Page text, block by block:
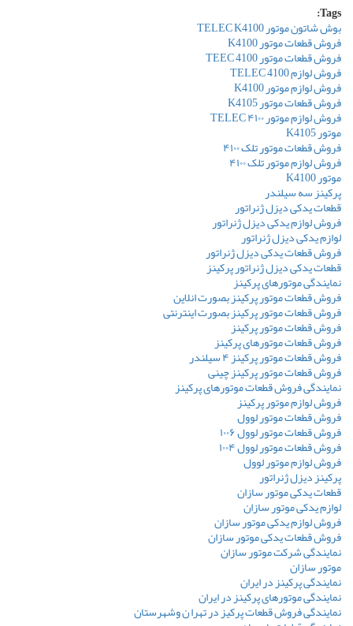
Tags:
بوش شاتون موتور TELEC K4100
فروش قطعات موتور K4100
فروش قطعات موتور TEEC 4100
فروش لوازم TELEC 4100
فروش لوازم موتور K4100
فروش قطعات موتور K4105
فروش لوازم موتور ۴۱۰۰ TELEC
موتور K4105
فروش قطعات موتور تلک ۴۱۰۰
فروش لوازم موتور تلک ۴۱۰۰
موتور K4100
پرکینز سه سیلندر
قطعات یدکی دیزل ژنراتور
فروش لوازم یدکی دیزل ژنراتور
لوازم یدکی دیزل ژنراتور
فروش قطعات یدکی دیزل ژنراتور
قطعات یدکی دیزل ژنراتور پرکینز
نمایندگی موتورهای پرکینز
فروش قطعات موتور پرکینز بصورت انلاین
فروش قطعات موتور پرکینز بصورت اینترنتی
فروش قطعات موتور پرکینز
فروش قطعات موتورهای پرکینز
فروش قطعات موتور پرکینز ۴ سیلندر
فروش قطعات موتور پرکینز چینی
نمایندگی فروش قطعات موتورهای پرکینز
فروش لوازم موتور پرکینز
فروش قطعات موتور لوول
فروش قطعات موتور لوول ۱۰۰۶
فروش قطعات موتور لوول ۱۰۰۴
فروش لوازم موتور لوول
پرکینز دیزل ژنراتور
قطعات یدکی موتور سازان
لوازم یدکی موتور سازان
فروش لوازم یدکی موتور سازان
فروش قطعات یدکی موتور سازان
نمایندگی شرکت موتور سازان
موتور سازان
نمایندگی پرکینز در ایران
نمایندگی موتورهای پرکینز در ایران
نمایندگی فروش قطعات پرکیز در تهرا ن وشهرستان